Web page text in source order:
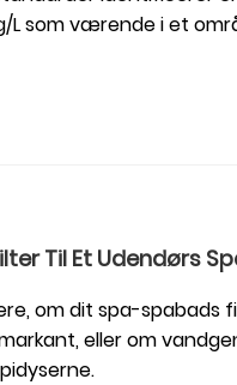
L som værende i et
Til Et Udendørs
om dit spa-
eller om